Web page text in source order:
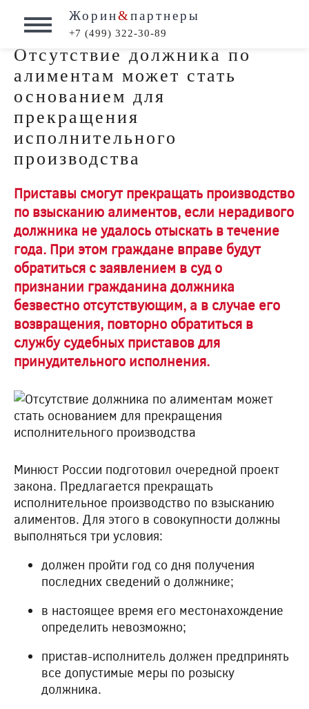
Жорин&партнеры
+7 (499) 322-30-89
Отсутствие должника по
алиментам может стать
основанием для
прекращения
исполнительного
производства
Приставы смогут прекращать производство
по взысканию алиментов, если нерадивого
должника не удалось отыскать в течение
года. При этом граждане вправе будут
обратиться с заявлением в суд о
признании гражданина должника
безвестно отсутствующим, а в случае его
возвращения, повторно обратиться в
службу судебных приставов для
принудительного исполнения.
Минюст России подготовил очередной проект
закона. Предлагается прекращать
исполнительное производство по взысканию
алиментов. Для этого в совокупности должны
выполняться три условия:
должен пройти год со дня получения
последних сведений о должнике;
в настоящее время его местонахождение
определить невозможно;
пристав-исполнитель должен предпринять
все допустимые меры по розыску
должника.